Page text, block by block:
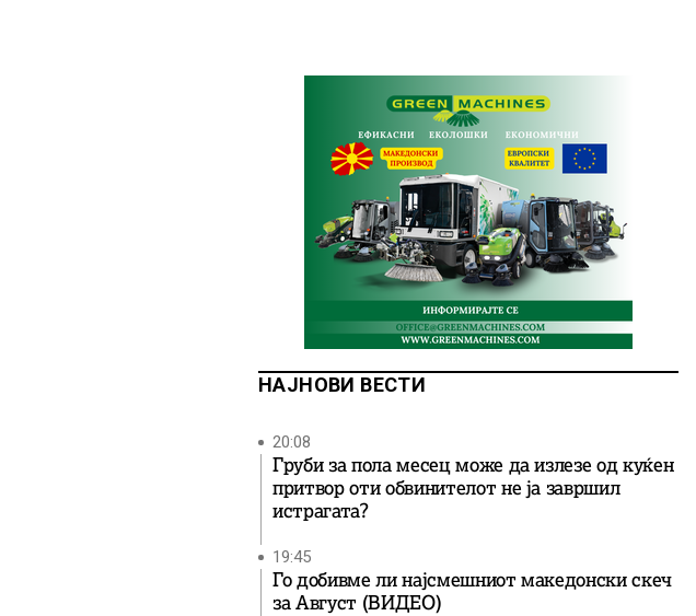
НАЈНОВИ ВЕСТИ
20:08
Груби за пола месец може да излезе од куќен
притвор оти обвинителот не ја завршил
истрагата?
19:45
Го добивме ли најсмешниот македонски скеч
за Август (ВИДЕО)